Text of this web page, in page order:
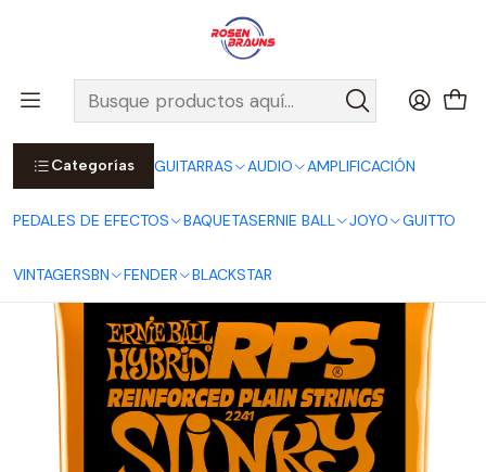
Categorías GUITARRAS AUDIO AMPLIFICACIÓN
PEDALES DE EFECTOS BAQUETASERNIE BALL JOYO GUITTO
VINTAGERSBN FENDER BLACKSTAR
Por compras sobre $25.000 en Santiago urbano, Colina o
Padre Hurtado, incluimos el despacho!
Ver Detalles
Inicio ERNIE BALL
CUERDAS ERNIE BALL
Cuerdas Eléctricas ERNIE BALL
RPS Series